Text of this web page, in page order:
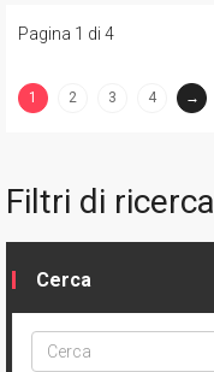
Pagina 1 di 4
1
2 3 4 →
Filtri di ricerca
Cerca
Cerca
ptype